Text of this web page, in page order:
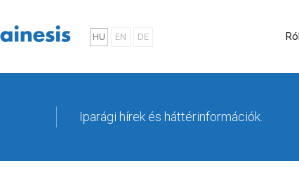
HU EN DE
Iparági hírek és háttérinformációk.